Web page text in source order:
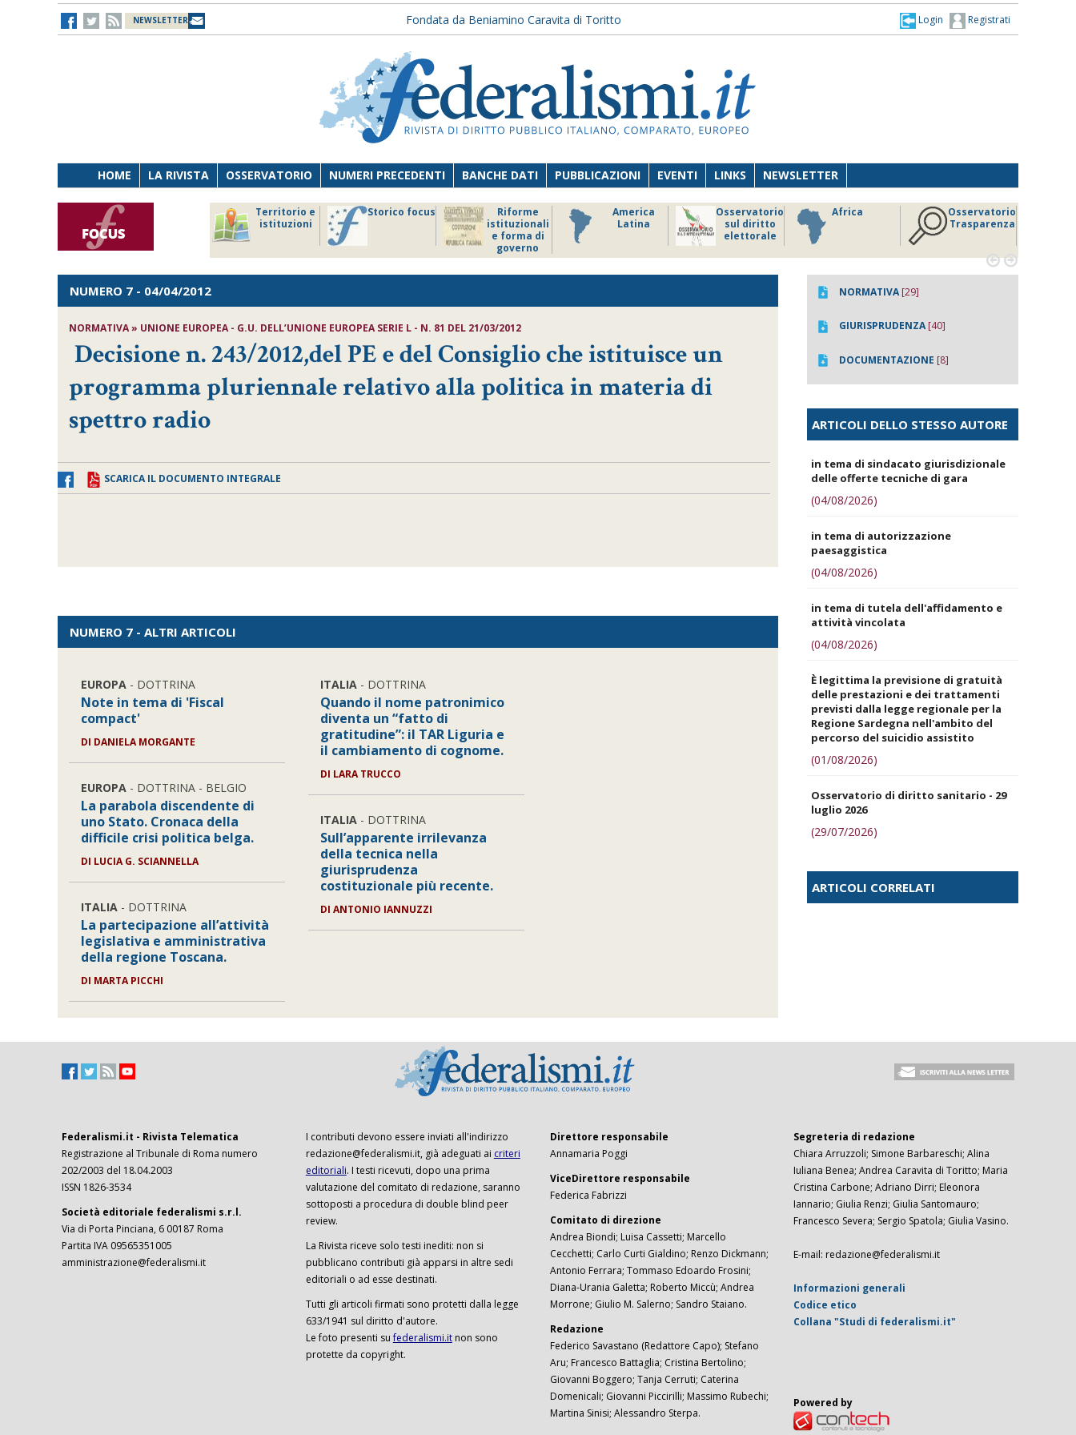
NEWSLETTER Fondata da Beniamino Caravita di Toritto Registrati
Login
HOME LA RIVISTA OSSERVATORIO NUMERI PRECEDENTI BANCHE DATI PUBBLICAZIONI EVENTI LINKS NEWSLETTER
Territorio e
istituzioni
Storico focus
Riforme
istituzionali
e forma di
governo
America
Latina
Osservatorio
sul diritto
elettorale
Africa
Osservatorio
Trasparenza
 
NUMERO 7 - 04/04/2012
NORMATIVA » UNIONE EUROPEA - G.U. DELL’UNIONE EUROPEA SERIE L - N. 81 DEL 21/03/2012
Decisione n. 243/2012,del PE e del Consiglio che istituisce un
programma pluriennale relativo alla politica in materia di
spettro radio
SCARICA IL DOCUMENTO INTEGRALE
NUMERO 7 - ALTRI ARTICOLI
EUROPA - DOTTRINA
Note in tema di 'Fiscal
compact'
DI DANIELA MORGANTE
EUROPA - DOTTRINA - BELGIO
La parabola discendente di
uno Stato. Cronaca della
difficile crisi politica belga.
DI LUCIA G. SCIANNELLA
ITALIA - DOTTRINA
La partecipazione all’attività
legislativa e amministrativa
della regione Toscana.
DI MARTA PICCHI
ITALIA - DOTTRINA
Quando il nome patronimico
diventa un “fatto di
gratitudine”: il TAR Liguria e
il cambiamento di cognome.
DI LARA TRUCCO
ITALIA - DOTTRINA
Sull’apparente irrilevanza
della tecnica nella
giurisprudenza
costituzionale più recente.
DI ANTONIO IANNUZZI
NORMATIVA[29]
GIURISPRUDENZA[40]
DOCUMENTAZIONE [8]
ARTICOLI DELLO STESSO AUTORE
in tema di sindacato giurisdizionale
delle offerte tecniche di gara
(04/08/2026)
in tema di autorizzazione
paesaggistica
(04/08/2026)
in tema di tutela dell'affidamento e
attività vincolata
(04/08/2026)
È legittima la previsione di gratuità
delle prestazioni e dei trattamenti
previsti dalla legge regionale per la
Regione Sardegna nell'ambito del
percorso del suicidio assistito
(01/08/2026)
Osservatorio di diritto sanitario - 29
luglio 2026
(29/07/2026)
ARTICOLI CORRELATI
Federalismi.it - Rivista Telematica
Registrazione al Tribunale di Roma numero
202/2003 del 18.04.2003
ISSN 1826-3534
Società editoriale federalismi s.r.l.
Via di Porta Pinciana, 6 00187 Roma
Partita IVA 09565351005
amministrazione@federalismi.it
I contributi devono essere inviati all'indirizzo
redazione@federalismi.it, già adeguati ai criteri
editoriali. I testi ricevuti, dopo una prima
valutazione del comitato di redazione, saranno
sottoposti a procedura di double blind peer
review.
La Rivista riceve solo testi inediti: non si
pubblicano contributi già apparsi in altre sedi
editoriali o ad esse destinati.
Tutti gli articoli firmati sono protetti dalla legge
633/1941 sul diritto d'autore.
Le foto presenti sufederalismi.itnon sono
protette da copyright.
Direttore responsabile
Annamaria Poggi
ViceDirettore responsabile
Federica Fabrizzi
Comitato di direzione
Andrea Biondi; Luisa Cassetti; Marcello
Cecchetti; Carlo Curti Gialdino; Renzo Dickmann;
Antonio Ferrara; Tommaso Edoardo Frosini;
Diana-Urania Galetta; Roberto Miccù; Andrea
Morrone; Giulio M. Salerno; Sandro Staiano.
Redazione
Federico Savastano (Redattore Capo); Stefano
Aru; Francesco Battaglia; Cristina Bertolino;
Giovanni Boggero; Tanja Cerruti; Caterina
Domenicali; Giovanni Piccirilli; Massimo Rubechi;
Martina Sinisi; Alessandro Sterpa.
Segreteria di redazione
Chiara Arruzzoli; Simone Barbareschi; Alina
Iuliana Benea; Andrea Caravita di Toritto; Maria
Cristina Carbone; Adriano Dirri; Eleonora
Iannario; Giulia Renzi; Giulia Santomauro;
Francesco Severa; Sergio Spatola; Giulia Vasino.
E-mail: redazione@federalismi.it
Informazioni generali
Codice etico
Collana "Studi di federalismi.it"
Powered by